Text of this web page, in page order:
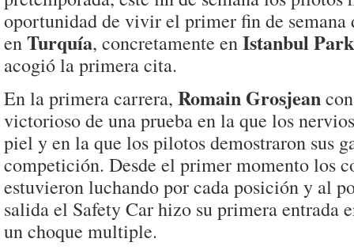
oportunidad de vivir el primer fin de semana
enTurquía, concretamente enIstanbul Park
acogió la primera cita.
En la primera carrera, Romain Grosjean
victorioso de una prueba en la que los
piel y en la que los pilotos demostraron sus
competición. Desde el primer momento los
estuvieron luchando por cada posición y al
salida el Safety Car hizo su primera entrada
un choque multiple.